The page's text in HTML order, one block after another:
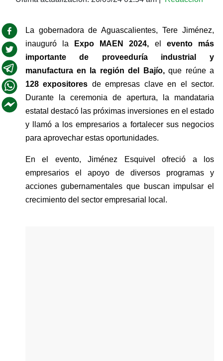
La gobernadora de Aguascalientes, Tere Jiménez,
inauguró la
Expo MAEN 2024, el
evento más
importante de proveeduría industrial y
manufactura en la región del Bajío, que reúne a
128 expositores de empresas clave en el sector.
Durante la ceremonia de apertura, la mandataria
estatal destacó las próximas inversiones en el estado
y llamó a los empresarios a fortalecer sus negocios
para aprovechar estas oportunidades.
En el evento, Jiménez Esquivel ofreció a los
empresarios el apoyo de diversos programas y
acciones gubernamentales que buscan impulsar el
crecimiento del sector empresarial local.